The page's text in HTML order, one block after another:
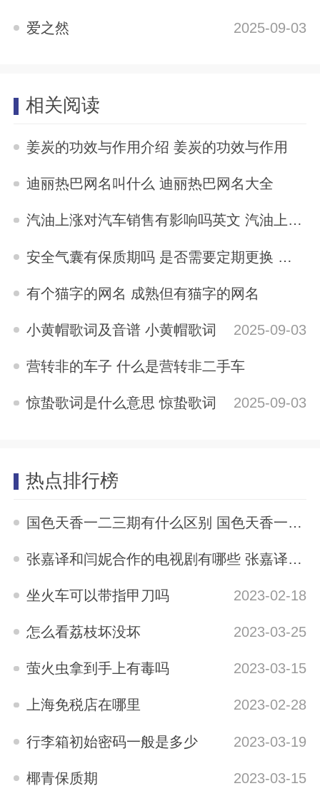
爱之然 2025-09-03
相关阅读
姜炭的功效与作用介绍 姜炭的功效与作用
2025-09-03
迪丽热巴网名叫什么 迪丽热巴网名大全
2025-09-03
汽油上涨对汽车销售有影响吗英文 汽油上涨对汽车销售有影响吗
2025-09-03
安全气囊有保质期吗 是否需要定期更换 安全气囊有保质期吗
2025-09-03
有个猫字的网名 成熟但有猫字的网名
小黄帽歌词及音谱 小黄帽歌词 2025-09-03
营转非的车子 什么是营转非二手车
惊蛰歌词是什么意思 惊蛰歌词 2025-09-03
热点排行榜
国色天香一二三期有什么区别 国色天香一二三期区别是什么
2023-05-12
张嘉译和闫妮合作的电视剧有哪些 张嘉译与闫妮合演的电视剧有哪些
坐火车可以带指甲刀吗 2023-02-18
怎么看荔枝坏没坏 2023-03-25
萤火虫拿到手上有毒吗 2023-03-15
上海免税店在哪里 2023-02-28
行李箱初始密码一般是多少 2023-03-19
椰青保质期 2023-03-15